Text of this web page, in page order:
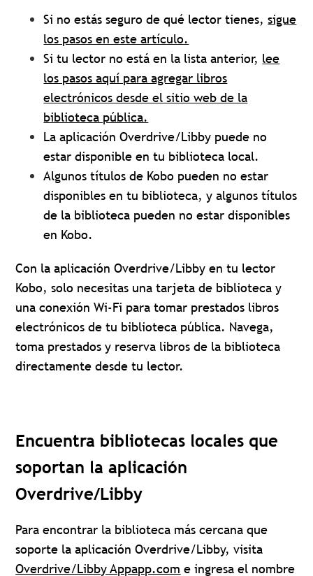
Si no estás seguro de qué lector tienes,sigue
los pasos en este artículo.
Si tu lector no está en la lista anterior, lee
los pasos aquí para agregar libros
electrónicos desde el sitio web de la
biblioteca pública.
La aplicación Overdrive/Libby puede no
estar disponible en tu biblioteca local.
Algunos títulos de Kobo pueden no estar
disponibles en tu biblioteca, y algunos títulos
de la biblioteca pueden no estar disponibles
en Kobo.
Con la aplicación Overdrive/Libby en tu lector
Kobo, solo necesitas una tarjeta de biblioteca y
una conexión Wi-Fi para tomar prestados libros
electrónicos de tu biblioteca pública. Navega,
toma prestados y reserva libros de la biblioteca
directamente desde tu lector.
Encuentra bibliotecas locales que
soportan la aplicación
Overdrive/Libby
Para encontrar la biblioteca más cercana que
soporte la aplicación Overdrive/Libby, visita
Overdrive/Libby Appapp.com e ingresa el nombre